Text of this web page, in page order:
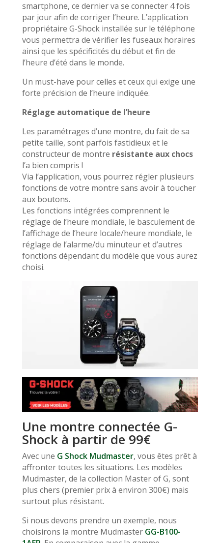
smartphone, ce dernier va se connecter 4 fois
par jour afin de corriger l’heure. L’application
propriétaire G-Shock installée sur le téléphone
vous permettra de vérifier les fuseaux horaires
ainsi que les spécificités du début et fin de
l’heure d’été dans le monde.
Un must-have pour celles et ceux qui exige une
forte précision de l’heure indiquée.
Réglage automatique de l’heure
Les paramétrages d’une montre, du fait de sa
petite taille, sont parfois fastidieux et le
constructeur de montre résistante aux chocs
l’a bien compris !
Via l’application, vous pourrez régler plusieurs
fonctions de votre montre sans avoir à toucher
aux boutons.
Les fonctions intégrées comprennent le
réglage de l’heure mondiale, le basculement de
l’affichage de l’heure locale/heure mondiale, le
réglage de l’alarme/du minuteur et d’autres
fonctions dépendant du modèle que vous aurez
choisi.
Une montre connectée G-
Shock à partir de 99€
Avec une G Shock Mudmaster, vous êtes prêt à
affronter toutes les situations. Les modèles
Mudmaster, de la collection Master of G, sont
plus chers (premier prix à environ 300€) mais
surtout plus résistant.
Si nous devons prendre un exemple, nous
choisirons la montre Mudmaster GG-B100-